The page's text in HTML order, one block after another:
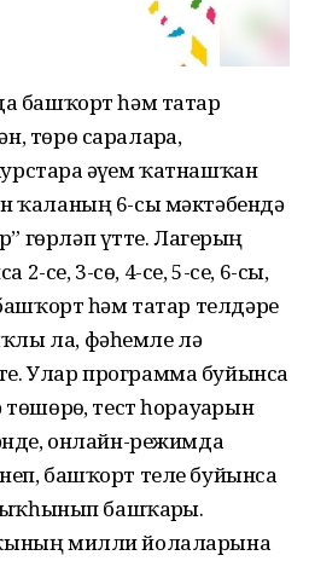
башҡорт һәм татар
төрө сараларҙа,
әүҙем ҡатнашҡан
ҡаланың 6-сы мәктәбендә
гөрләп үтте. Лагерҙың
се, 3-сө, 4-се, 5-се, 6-сы,
һәм татар телдәре
ла, фәһемле лә
Улар программа буйынса
тест һорауҙарын
онлайн-режимда
башҡорт теле буйынса
башҡарҙы.
милли йолаларына